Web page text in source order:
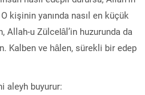
kişinin yanında nasıl en küçük
Allah-u Zülcelâl’in huzurunda da
Kalben ve hâlen, sürekli bir edep
aleyh buyurur: